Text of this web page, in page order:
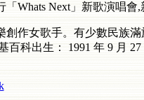
「Whats Next」新歌演唱
創作女歌手。有少數民族
百科出生： 1991 年9 月 27